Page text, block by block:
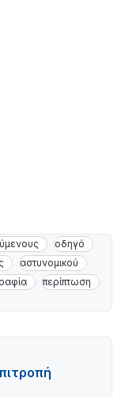
οδηγό
αστυνομικού
περίπτωση